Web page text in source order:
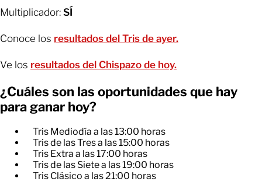
Multiplicador: SÍ
Conoce los resultados del Tris de ayer.
Ve los resultados del Chispazo de hoy.
¿Cuáles son las oportunidades que hay
para ganar hoy?
Tris Mediodía a las 13:00 horas
Tris de las Tres a las 15:00 horas
Tris Extra a las 17:00 horas
Tris de las Siete a las 19:00 horas
Tris Clásico a las 21:00 horas